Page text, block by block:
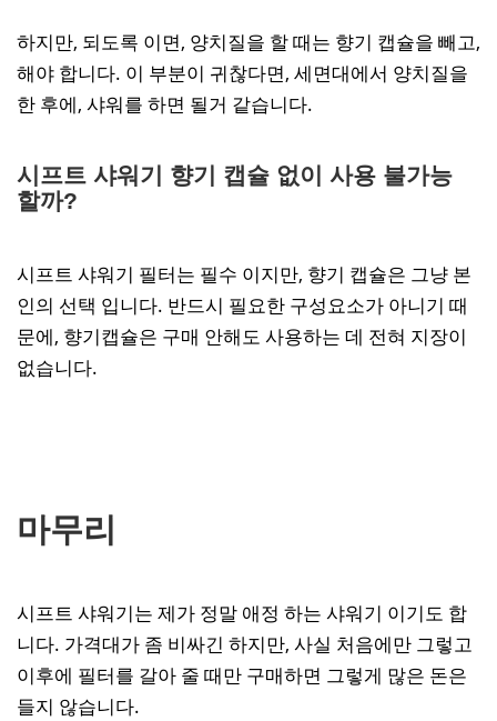
하지만, 되도록 이면, 양치질을 할 때는 향기 캡슐을 빼고,
해야 합니다. 이 부분이 귀찮다면, 세면대에서 양치질을
한 후에, 샤워를 하면 될거 같습니다.
시프트 샤워기 향기 캡슐 없이 사용 불가능
할까?
시프트 샤워기 필터는 필수 이지만, 향기 캡슐은 그냥 본
인의 선택 입니다. 반드시 필요한 구성요소가 아니기 때
문에, 향기캡슐은 구매 안해도 사용하는 데 전혀 지장이
없습니다.
마무리
시프트 샤워기는 제가 정말 애정 하는 샤워기 이기도 합
니다. 가격대가 좀 비싸긴 하지만, 사실 처음에만 그렇고
이후에 필터를 갈아 줄 때만 구매하면 그렇게 많은 돈은
들지 않습니다.